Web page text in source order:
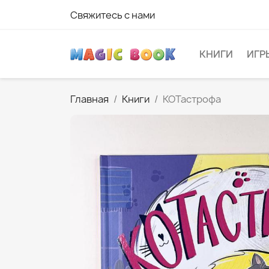
Свяжитесь с нами
КНИГИ
Главная Книги КОТастрофа